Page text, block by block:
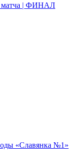
матча | ФИНАЛ